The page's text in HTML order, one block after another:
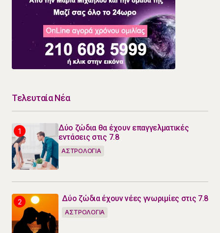
Τελευταία Νέα
Δύο ζώδια θα έχουν επαγγελματικές
εντάσεις στις 7.8
ΑΣΤΡΟΛΟΓΙΑ
Δύο ζώδια έχουν νέες γνωριμίες στις 7.8
ΑΣΤΡΟΛΟΓΙΑ